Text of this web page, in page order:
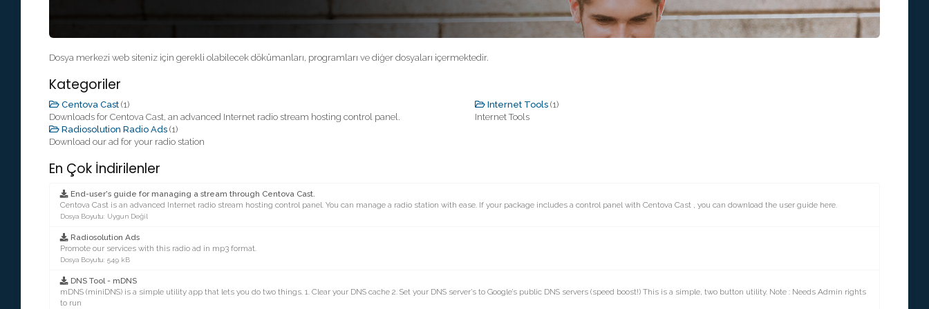
Dosya merkezi web siteniz için gerekli olabilecek dökümanları, programları ve diğer dosyaları içermektedir.
Kategoriler
Centova Cast (1)
Downloads for Centova Cast, an advanced Internet radio stream hosting control panel.
Internet Tools (1)
Internet Tools
Radiosolution Radio Ads (1)
Download our ad for your radio station
En Çok İndirilenler
End-user's guide for managing a stream through Centova Cast.
Centova Cast is an advanced Internet radio stream hosting control panel. You can manage a radio station with ease. If your package includes a control panel with Centova Cast , you can download the user guide here.
Dosya Boyutu: Uygun Değil
Radiosolution Ads
Promote our services with this radio ad in mp3 format.
Dosya Boyutu: 549 kB
DNS Tool - mDNS
mDNS (miniDNS) is a simple utility app that lets you do two things. 1. Clear your DNS cache 2. Set your DNS server’s to Google’s public DNS servers (speed boost!) This is a simple, two button utility. Note : Needs Admin rights
to run